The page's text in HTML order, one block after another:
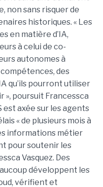
non sans risquer de
historiques. « Les
en matière d’IA,
à celui de co-
autonomes à
des
qu’ils pourront utiliser
», poursuit Francessca
est axée sur les agents
« de plusieurs mois à
informations métier
pour soutenir les
Vasquez. Des
développent les
vérifient et